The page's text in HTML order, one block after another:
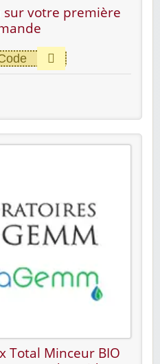
sur votre première
Total Minceur BIO